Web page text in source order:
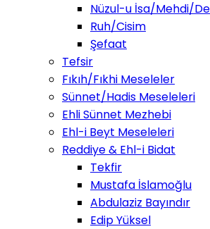
Nüzul-u İsa/Mehdi/
Ruh/Cisim
Şefaat
Tefsir
Fıkıh/Fıkhi Meseleler
Sünnet/Hadis Meseleleri
Ehli Sünnet Mezhebi
Ehl-i Beyt Meseleleri
Reddiye & Ehl-i Bidat
Tekfir
Mustafa İslamoğlu
Abdulaziz Bayındır
Edip Yüksel